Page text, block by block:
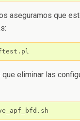
aseguramos que
eliminar las